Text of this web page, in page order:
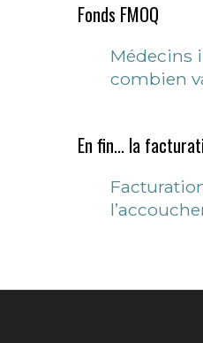
Fonds FMOQ
Médecins
combien
En fin... la